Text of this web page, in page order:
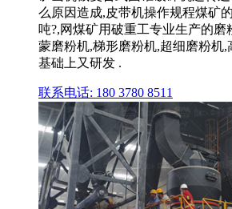
么原因造成,皮带机操作规程煤矿
吨?,网煤矿用破重工专业生产的
蒙磨粉机,梯形磨粉机,超细磨粉机
基础上又研发 .
联系电话: 180 3780 8511